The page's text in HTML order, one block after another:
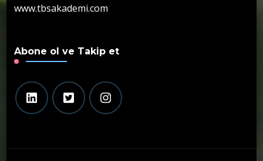
www.tbsakademi.com
Abone ol ve Takip et